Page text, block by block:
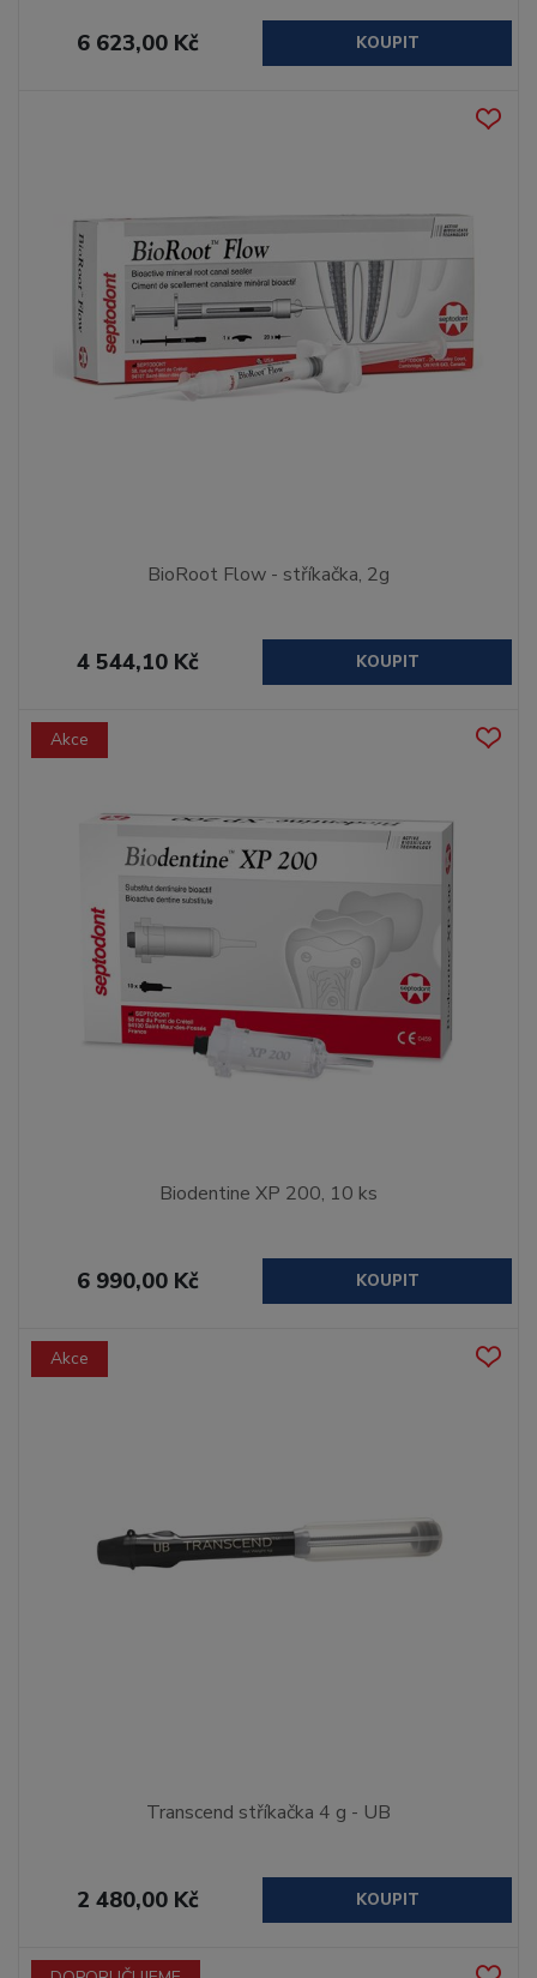
6 623,00 Kč KOUPIT
BioRoot Flow - stříkačka, 2g
4 544,10 Kč KOUPIT
Akce
Biodentine XP 200, 10 ks
6 990,00 Kč KOUPIT
Akce
Transcend stříkačka 4 g - UB
2 480,00 Kč KOUPIT